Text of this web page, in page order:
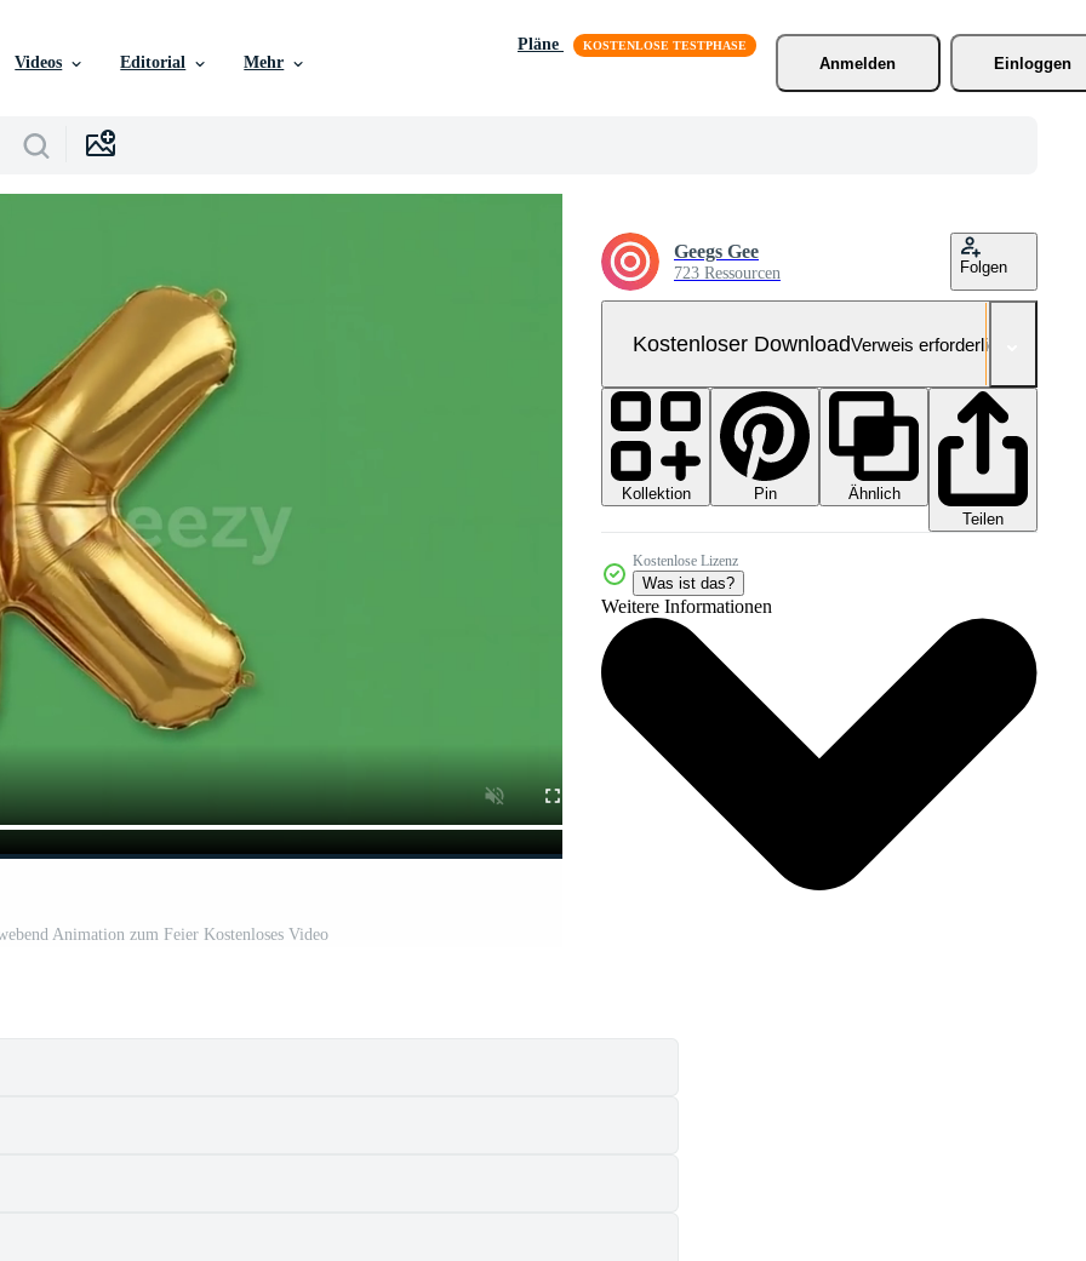
Videos Editorial Mehr
Pläne
Anmelden
Einloggen
Animation zum Feier Kostenloses Video
Geegs Gee
723 Ressourcen Folgen
Kostenloser DownloadVerweis erforderlich
Kollektion Pin
Ähnlich
Teilen
Kostenlose Lizenz
Was ist das?
Weitere Informationen